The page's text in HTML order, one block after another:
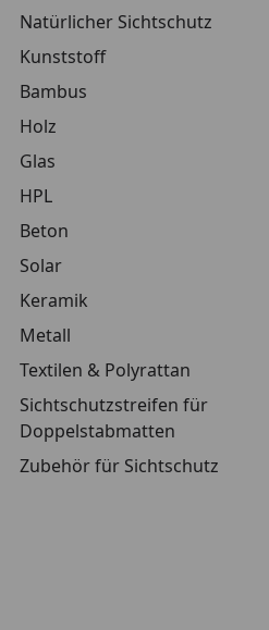
Natürlicher Sichtschutz
Kunststoff
Bambus
Holz
Glas
HPL
Beton
Solar
Keramik
Metall
Textilen & Polyrattan
Sichtschutzstreifen für
Doppelstabmatten
Zubehör für Sichtschutz